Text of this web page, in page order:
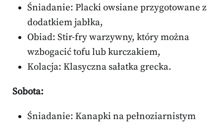
Śniadanie: Placki owsiane przygotowane z
dodatkiem jabłka,
Obiad: Stir-fry warzywny, który można
wzbogacić tofu lub kurczakiem,
Kolacja: Klasyczna sałatka grecka.
Sobota:
Śniadanie: Kanapki na pełnoziarnistym